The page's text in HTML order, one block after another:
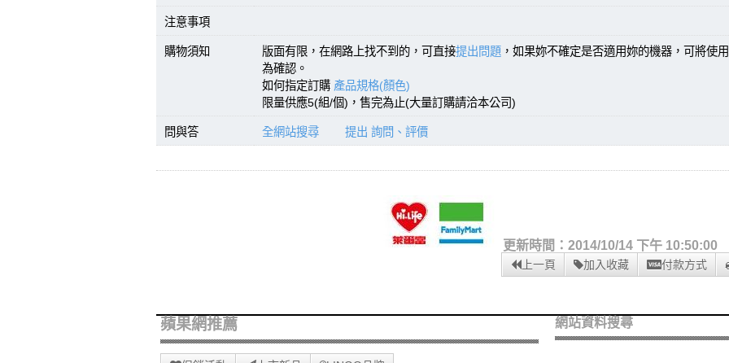
注意事項
購物須知 版面有限，在網路上找不到的，可直接提出問題 ，如果妳不確定是否適用妳的機器，可將使
為確認。
如何指定訂購 產品規格(顏色)
限量供應5(組/個)，售完為止(大量訂購請洽本公司)
問與答 全網站搜尋 提出 詢問、評價
更新時間：2014/10/14 下午 10:50:00
上一頁 加入收藏 付款方式
蘋果網推薦 網站資料搜尋